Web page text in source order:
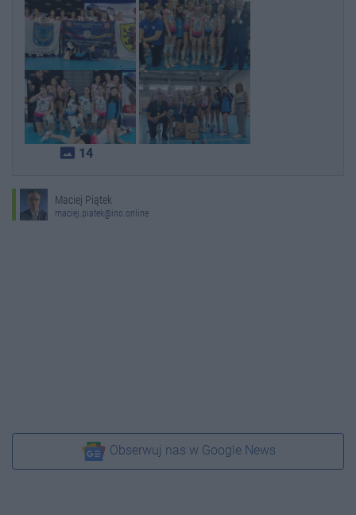
photo_size_select_actual 14
Maciej Piątek
maciej.piatek@ino.online
Obserwuj nas w Google News